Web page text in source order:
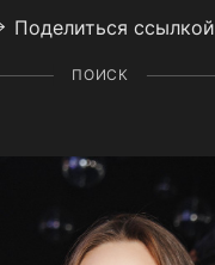
Поделиться ссылкой
ПОИСК